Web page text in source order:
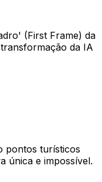
(First Frame) da
da IA
pontos turísticos
única e impossível.